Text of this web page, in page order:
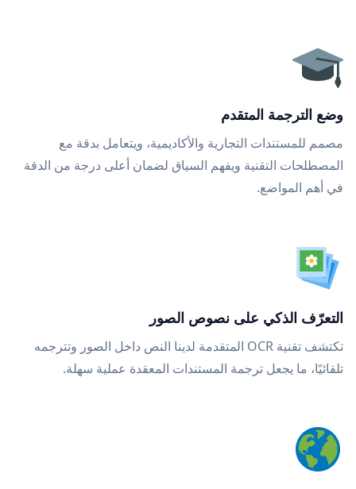
وضع الترجمة المتقدم
مصمم للمستندات التجارية والأكاديمية، ويتعامل بدقة مع
المصطلحات التقنية ويفهم السياق لضمان أعلى درجة من الدقة
في أهم المواضع.
التعرّف الذكي على نصوص الصور
تكتشف تقنية OCR المتقدمة لدينا النص داخل الصور وتترجمه
تلقائيًا، ما يجعل ترجمة المستندات المعقدة عملية سهلة.